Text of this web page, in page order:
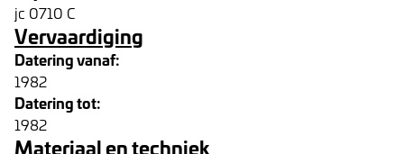
jc 0710 C
Vervaardiging
Datering vanaf:
1982
Datering tot:
1982
Materiaal en techniek